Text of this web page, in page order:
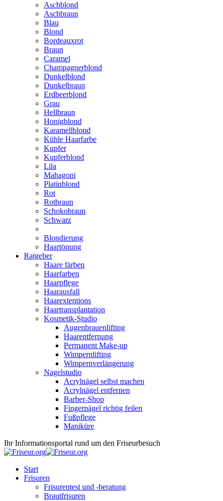
Aschblond
Aschbraun
Blau
Blond
Bordeauxrot
Braun
Caramel
Champagnerblond
Dunkelblond
Dunkelbraun
Erdbeerblond
Grau
Hellbraun
Honigblond
Karamellblond
Kühle Haarfarbe
Kupfer
Kupferblond
Lila
Mahagoni
Platinblond
Rot
Rotbraun
Schokobraun
Schwarz
Blondierung
Haartönung
Ratgeber
Haare färben
Haarfarben
Haarpflege
Haarausfall
Haarextentions
Haartransplantation
Kosmetik-Studio
Augenbrauenlifting
Haarentfernung
Permanent Make-up
Wimpernlifting
Wimpernverlängerung
Nagelstudio
Acrylnägel selbst machen
Acrylnägel entfernen
Barber-Shop
Fingernägel richtig feilen
Fußpflege
Maniküre
Ihr Informationsportal rund um den Friseurbesuch
Start
Frisuren
Frisurentest und -beratung
Brautfrisuren